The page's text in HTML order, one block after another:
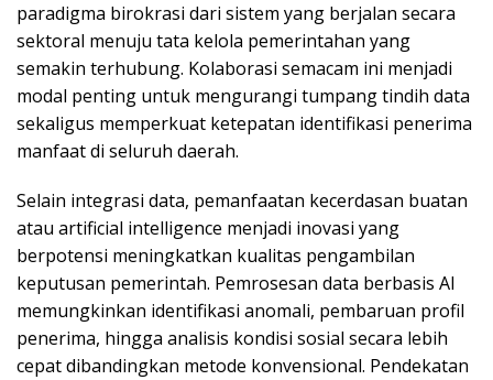
paradigma birokrasi dari sistem yang berjalan secara
sektoral menuju tata kelola pemerintahan yang
semakin terhubung. Kolaborasi semacam ini menjadi
modal penting untuk mengurangi tumpang tindih data
sekaligus memperkuat ketepatan identifikasi penerima
manfaat di seluruh daerah.
Selain integrasi data, pemanfaatan kecerdasan buatan
atau artificial intelligence menjadi inovasi yang
berpotensi meningkatkan kualitas pengambilan
keputusan pemerintah. Pemrosesan data berbasis AI
memungkinkan identifikasi anomali, pembaruan profil
penerima, hingga analisis kondisi sosial secara lebih
cepat dibandingkan metode konvensional. Pendekatan